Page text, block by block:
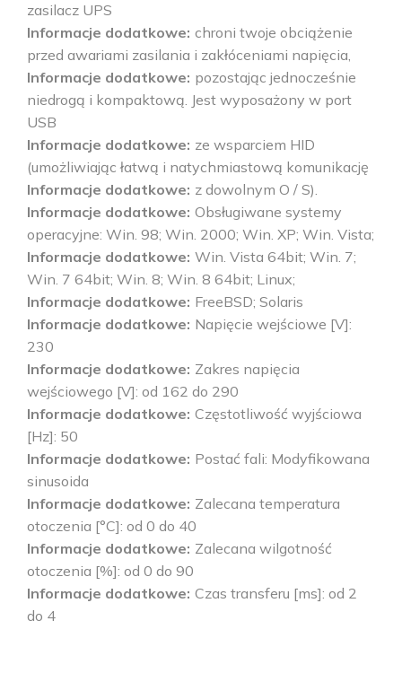
zasilacz UPS
Informacje dodatkowe chroni twoje obciążenie
przed awariami zasilania i zakłóceniami napięcia,
Informacje dodatkowe pozostając jednocześnie
niedrogą i kompaktową. Jest wyposażony w port
USB
Informacje dodatkowe ze wsparciem HID
(umożliwiając łatwą i natychmiastową komunikację
Informacje dodatkowe z dowolnym O / S).
Informacje dodatkowe Obsługiwane systemy
operacyjne: Win. 98; Win. 2000; Win. XP; Win. Vista;
Informacje dodatkowe Win. Vista 64bit; Win. 7;
Win. 7 64bit; Win. 8; Win. 8 64bit; Linux;
Informacje dodatkowe FreeBSD; Solaris
Informacje dodatkowe Napięcie wejściowe [V]:
230
Informacje dodatkowe Zakres napięcia
wejściowego [V]: od 162 do 290
Informacje dodatkowe Częstotliwość wyjściowa
[Hz]: 50
Informacje dodatkowe Postać fali: Modyfikowana
sinusoida
Informacje dodatkowe Zalecana temperatura
otoczenia [°C]: od 0 do 40
Informacje dodatkowe Zalecana wilgotność
otoczenia [%]: od 0 do 90
Informacje dodatkowe Czas transferu [ms]: od 2
do 4